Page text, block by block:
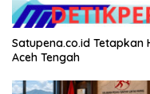
Satupena.co.id Tetapkan
Aceh Tengah